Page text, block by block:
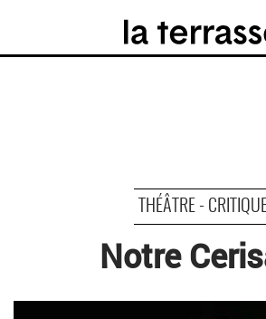
THÉÂTRE -
Notre